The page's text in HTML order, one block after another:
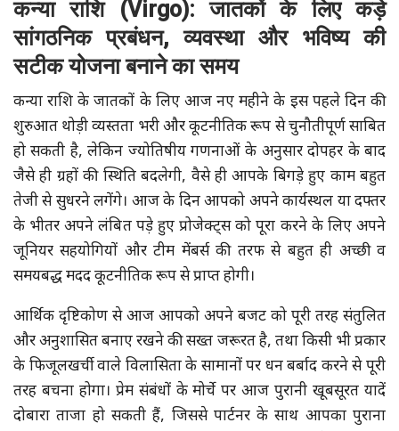
कन्या राशि (Virgo): जातकों के लिए कड़े
सांगठनिक प्रबंधन, व्यवस्था और भविष्य की
सटीक योजना बनाने का समय
कन्या राशि के जातकों के लिए आज नए महीने के इस पहले दिन की
शुरुआत थोड़ी व्यस्तता भरी और कूटनीतिक रूप से चुनौतीपूर्ण साबित
हो सकती है, लेकिन ज्योतिषीय गणनाओं के अनुसार दोपहर के बाद
जैसे ही ग्रहों की स्थिति बदलेगी, वैसे ही आपके बिगड़े हुए काम बहुत
तेजी से सुधरने लगेंगे। आज के दिन आपको अपने कार्यस्थल या दफ्तर
के भीतर अपने लंबित पड़े हुए प्रोजेक्ट्स को पूरा करने के लिए अपने
जूनियर सहयोगियों और टीम मेंबर्स की तरफ से बहुत ही अच्छी व
समयबद्ध मदद कूटनीतिक रूप से प्राप्त होगी।
आर्थिक दृष्टिकोण से आज आपको अपने बजट को पूरी तरह संतुलित
और अनुशासित बनाए रखने की सख्त जरूरत है, तथा किसी भी प्रकार
के फिजूलखर्ची वाले विलासिता के सामानों पर धन बर्बाद करने से पूरी
तरह बचना होगा। प्रेम संबंधों के मोर्चे पर आज पुरानी खूबसूरत यादें
दोबारा ताजा हो सकती हैं, जिससे पार्टनर के साथ आपका पुराना